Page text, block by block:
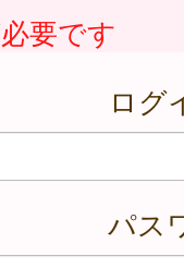
要です
ログ
パス